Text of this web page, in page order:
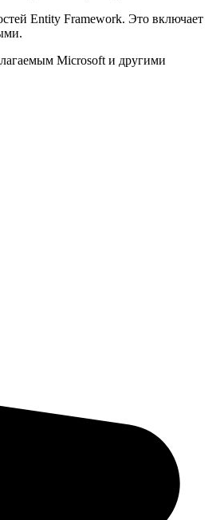
Entity Framework. Это включает
Microsoft и другими